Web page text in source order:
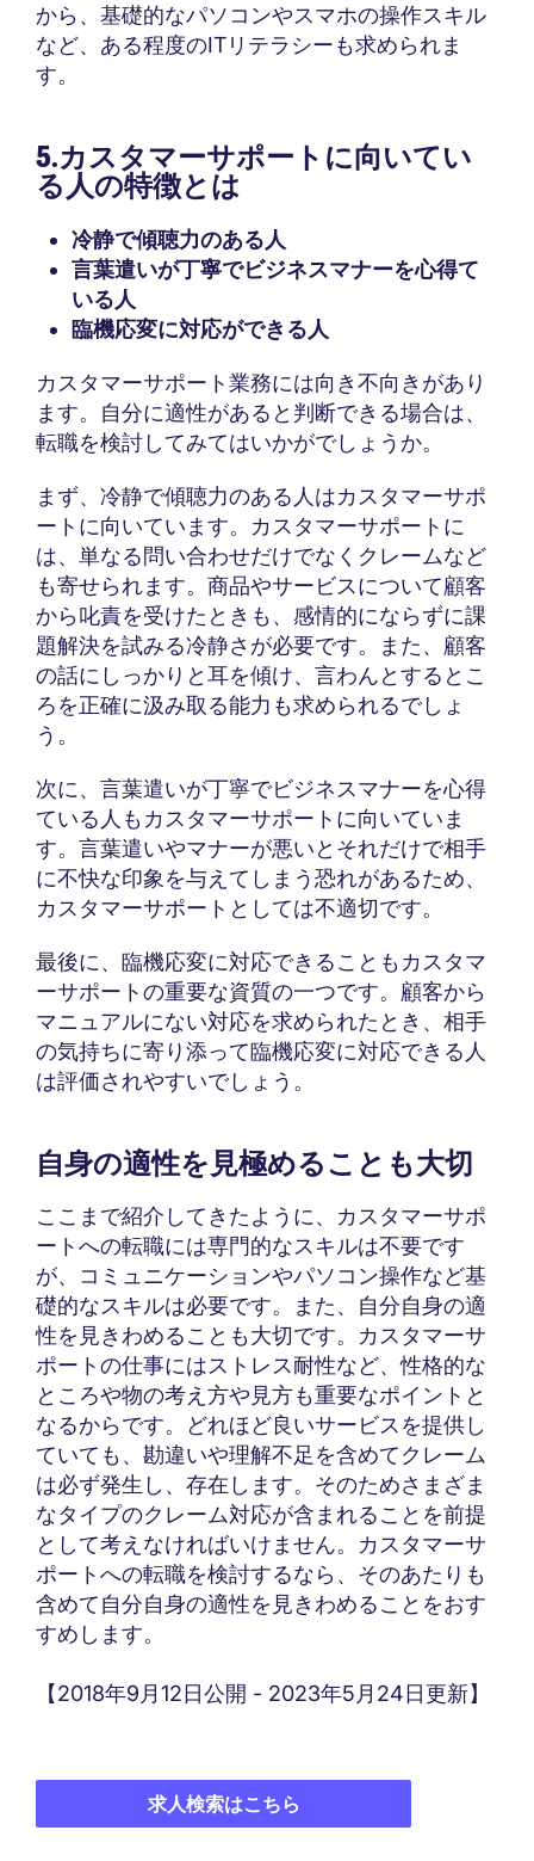
から、基礎的なパソコンやスマホの操作スキル
など、ある程度のITリテラシーも求められま
す。
5.カスタマーサポートに向いてい
る人の特徴とは
冷静で傾聴力のある人
言葉遣いが丁寧でビジネスマナーを心得て
いる人
臨機応変に対応ができる人
カスタマーサポート業務には向き不向きがあり
ます。自分に適性があると判断できる場合は、
転職を検討してみてはいかがでしょうか。
まず、冷静で傾聴力のある人はカスタマーサポ
ートに向いています。カスタマーサポートに
は、単なる問い合わせだけでなくクレームなど
も寄せられます。商品やサービスについて顧客
から叱責を受けたときも、感情的にならずに課
題解決を試みる冷静さが必要です。また、顧客
の話にしっかりと耳を傾け、言わんとするとこ
ろを正確に汲み取る能力も求められるでしょ
う。
次に、言葉遣いが丁寧でビジネスマナーを心得
ている人もカスタマーサポートに向いていま
す。言葉遣いやマナーが悪いとそれだけで相手
に不快な印象を与えてしまう恐れがあるため、
カスタマーサポートとしては不適切です。
最後に、臨機応変に対応できることもカスタマ
ーサポートの重要な資質の一つです。顧客から
マニュアルにない対応を求められたとき、相手
の気持ちに寄り添って臨機応変に対応できる人
は評価されやすいでしょう。
自身の適性を見極めることも大切
ここまで紹介してきたように、カスタマーサポ
ートへの転職には専門的なスキルは不要です
が、コミュニケーションやパソコン操作など基
礎的なスキルは必要です。また、自分自身の適
性を見きわめることも大切です。カスタマーサ
ポートの仕事にはストレス耐性など、性格的な
ところや物の考え方や見方も重要なポイントと
なるからです。どれほど良いサービスを提供し
ていても、勘違いや理解不足を含めてクレーム
は必ず発生し、存在します。そのためさまざま
なタイプのクレーム対応が含まれることを前提
として考えなければいけません。カスタマーサ
ポートへの転職を検討するなら、そのあたりも
含めて自分自身の適性を見きわめることをおす
すめします。
【2018年9月12日公開 - 2023年5月24日更新】
求人検索はこちら